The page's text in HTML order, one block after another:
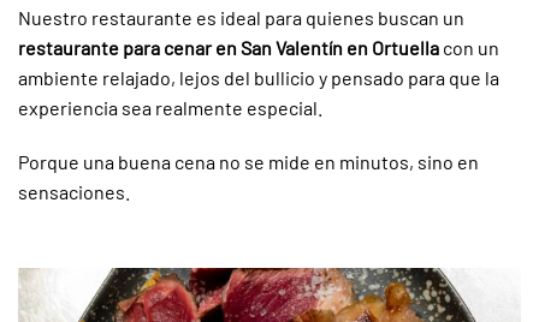
Nuestro restaurante es ideal para quienes buscan un
restaurante para cenar en San Valentín en Ortuella con un
ambiente relajado, lejos del bullicio y pensado para que la
experiencia sea realmente especial.
Porque una buena cena no se mide en minutos, sino en
sensaciones.